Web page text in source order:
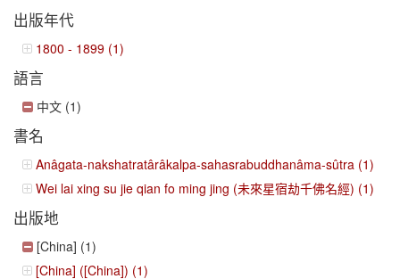
出版年代
1800 - 1899 (1)
語言
中文 (1)
書名
Anâgata-nakshatratârâkalpa-sahasrabuddhanâma-sûtra (1)
Wei lai xing su jie qian fo ming jing (未來星宿劫千佛名經) (1)
出版地
[China] (1)
[China] ([China]) (1)